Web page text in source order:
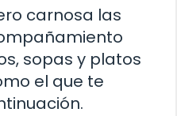
carnosa las
sopas y platos
el que te